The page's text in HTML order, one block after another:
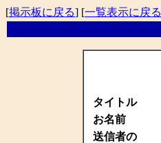
[掲示板に戻る] [一覧表示に戻る
タイトル
お名前
送信者の